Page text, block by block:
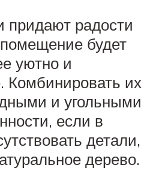
придают радости
будет
уютно и
их
и угольными
если в
детали,
дерево.